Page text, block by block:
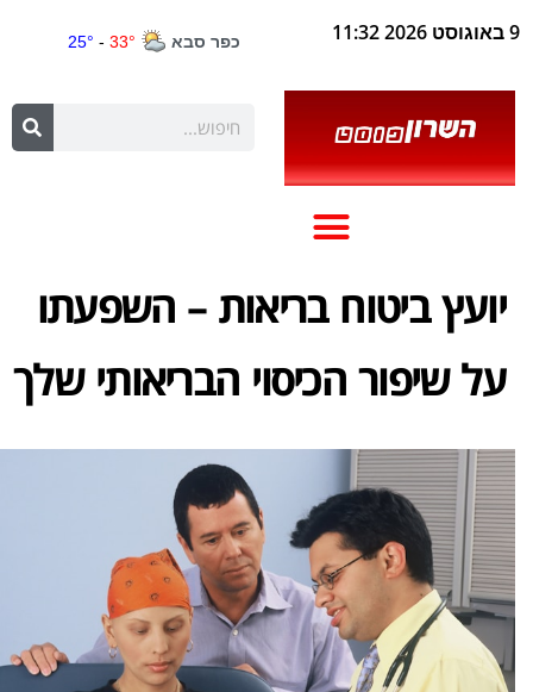
9 באוגוסט 2026 11:32
יועץ ביטוח בריאות – השפעתו
על שיפור הכיסוי הבריאותי שלך